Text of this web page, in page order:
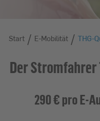
Start
Start / E-Mobilität / THG-
Der Stromfahrer
290 € pro E-